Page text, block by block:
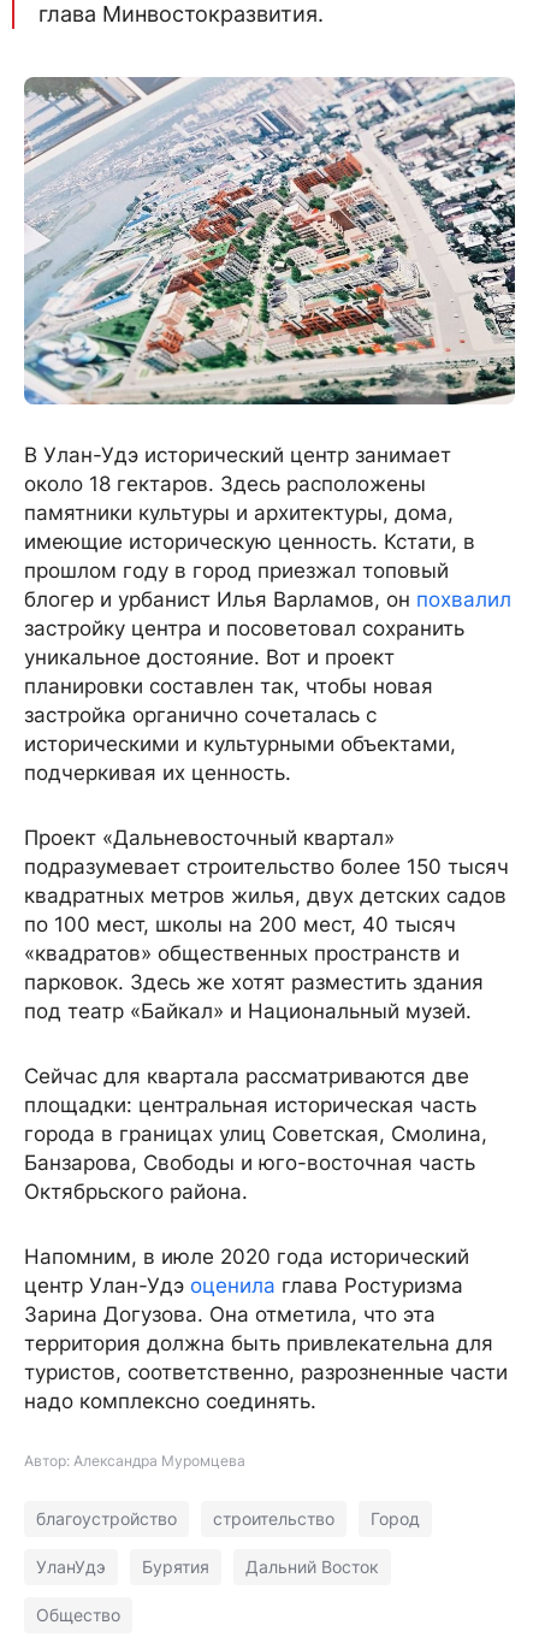
глава Минвостокразвития.
В Улан-Удэ исторический центр занимает
около 18 гектаров. Здесь расположены
памятники культуры и архитектуры, дома,
имеющие историческую ценность. Кстати, в
прошлом году в город приезжал топовый
блогер и урбанист Илья Варламов, он похвалил
застройку центра и посоветовал сохранить
уникальное достояние. Вот и проект
планировки составлен так, чтобы новая
застройка органично сочеталась с
историческими и культурными объектами,
подчеркивая их ценность.
Проект «Дальневосточный квартал»
подразумевает строительство более 150 тысяч
квадратных метров жилья, двух детских садов
по 100 мест, школы на 200 мест, 40 тысяч
«квадратов» общественных пространств и
парковок. Здесь же хотят разместить здания
под театр «Байкал» и Национальный музей.
Сейчас для квартала рассматриваются две
площадки: центральная историческая часть
города в границах улиц Советская, Смолина,
Банзарова, Свободы и юго-восточная часть
Октябрьского района.
Напомним, в июле 2020 года исторический
центр Улан-Удэ оценила глава Ростуризма
Зарина Догузова. Она отметила, что эта
территория должна быть привлекательна для
туристов, соответственно, разрозненные части
надо комплексно соединять.
Автор: Александра Муромцева
благоустройство строительство Город
УланУдэ Бурятия Дальний Восток
Общество